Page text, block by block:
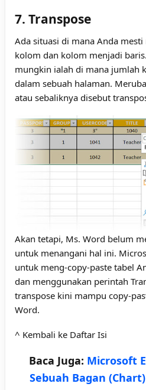
7. Transpose
Ada situasi di mana Anda
kolom dan kolom menjadi
mungkin ialah di mana jumlah
dalam sebuah halaman.
atau sebaliknya disebut
Akan tetapi, Ms. Word belum
untuk menangani hal ini.
untuk meng-copy-paste tabel
dan menggunakan perintah
transpose kini mampu copy-
Word.
^ Kembali ke Daftar Isi
Baca Juga: Microsoft
Sebuah Bagan